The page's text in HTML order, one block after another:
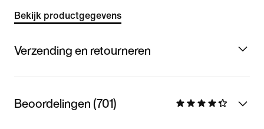
Bekijk productgegevens
Verzending en retourneren
Beoordelingen (701)